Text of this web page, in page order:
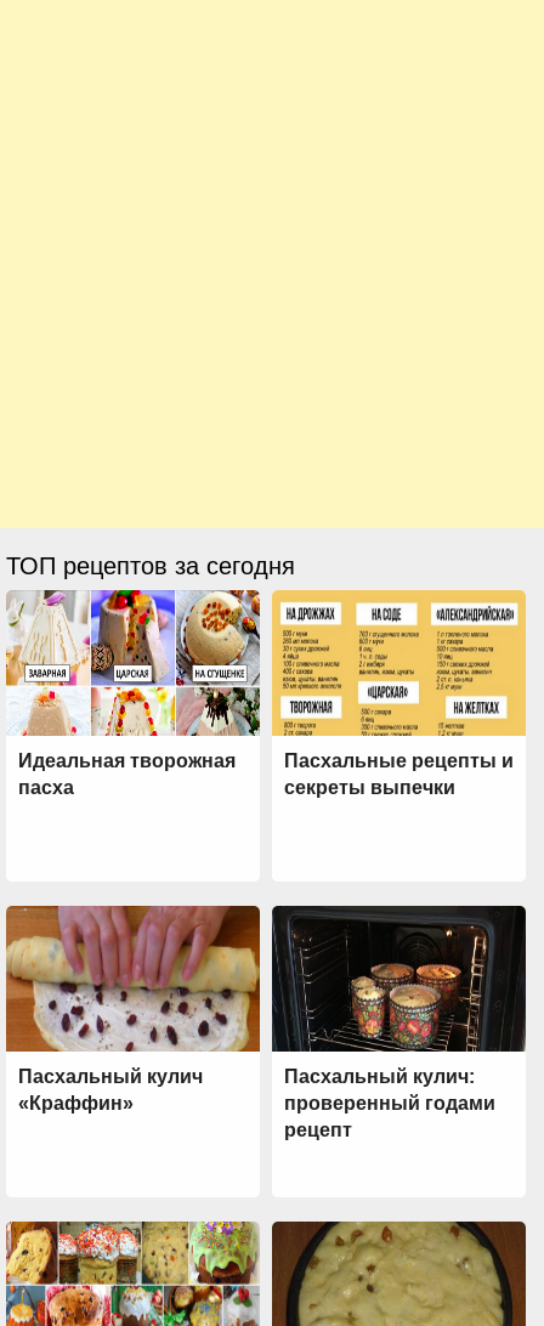
ТОП рецептов за сегодня
Идеальная творожная
пасха
Пасхальные рецепты и
секреты выпечки
Пасхальный кулич
«Краффин»
Пасхальный кулич:
проверенный годами
рецепт